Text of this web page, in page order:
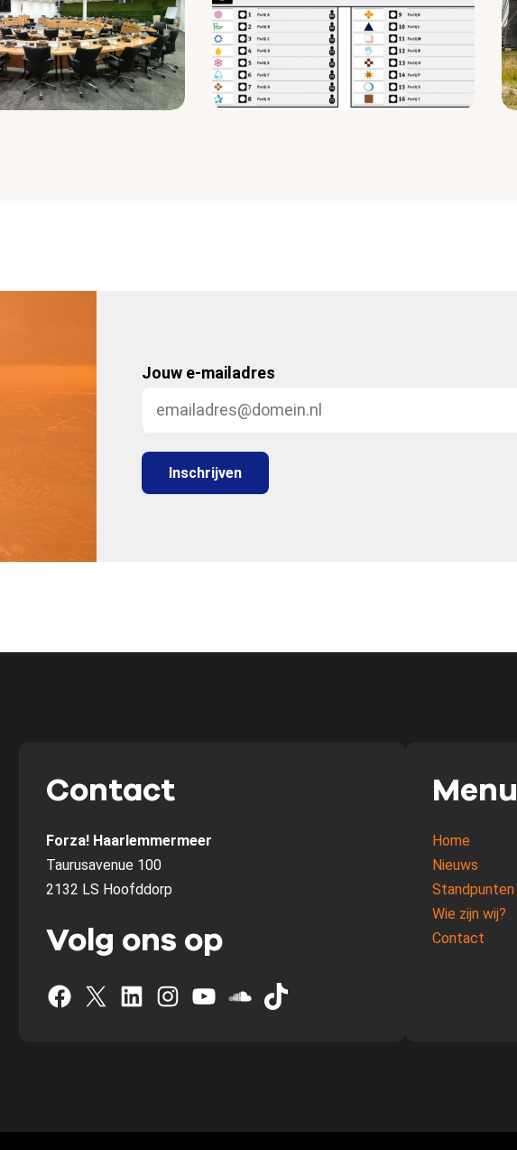
Jouw e-mailadres
Contact
Forza! Haarlemmermeer
Taurusavenue 100
2132 LS Hoofddorp
Volg ons op
Facebook X LinkedIn Instagram YouTube SoundCloud TikTok
Menu
Home
Nieuws
Standpunten
Wie zijn wij?
Contact